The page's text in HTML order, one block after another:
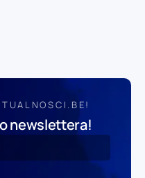
newslettera!